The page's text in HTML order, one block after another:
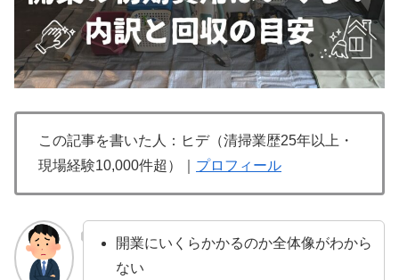
この記事を書いた人：ヒデ（清掃業歴25年以上・
現場経験10,000件超）｜ プロフィール
開業にいくらかかるのか全体像がわから
ない